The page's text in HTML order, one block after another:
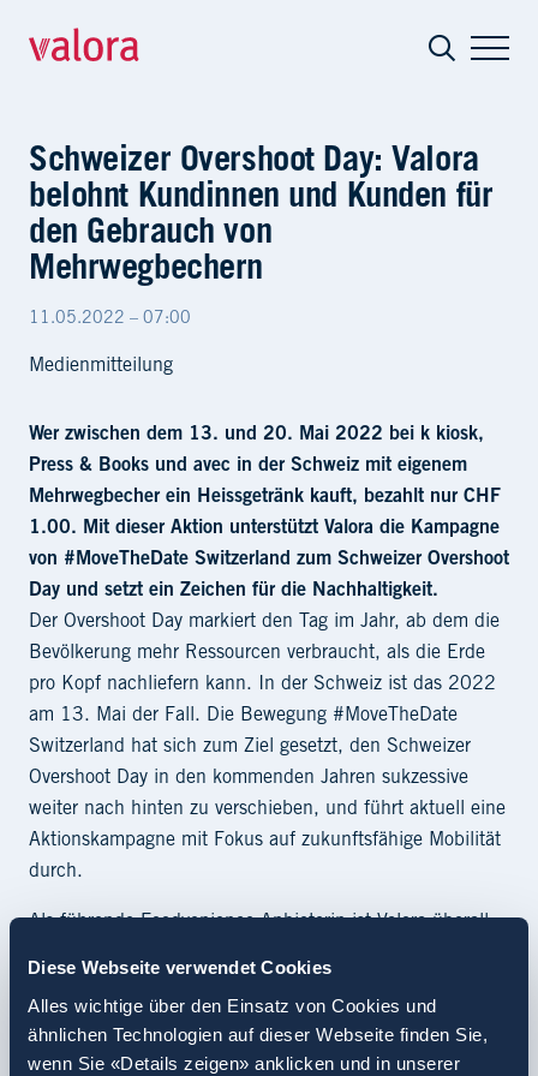
Diese Webseite verwendet Cookies
Alles wichtige über den Einsatz von Cookies und
ähnlichen Technologien auf dieser Webseite finden Sie,
wenn Sie «Details zeigen» anklicken und in unserer
Schweizer Overshoot Day: Valora
belohnt Kundinnen und Kunden für
den Gebrauch von
Mehrwegbechern
Medienmitteilung
11.05.2022 – 07:00
Wer zwischen dem 13. und 20. Mai 2022 bei k kiosk,
Press & Books und avec in der Schweiz mit eigenem
Mehrwegbecher ein Heissgetränk kauft, bezahlt nur CHF
1.00. Mit dieser Aktion unterstützt Valora die Kampagne
von #MoveTheDate Switzerland zum Schweizer Overshoot
Day und setzt ein Zeichen für die Nachhaltigkeit.
Der Overshoot Day markiert den Tag im Jahr, ab dem die
Bevölkerung mehr Ressourcen verbraucht, als die Erde
pro Kopf nachliefern kann. In der Schweiz ist das 2022
am 13. Mai der Fall. Die Bewegung #MoveTheDate
Switzerland hat sich zum Ziel gesetzt, den Schweizer
Overshoot Day in den kommenden Jahren sukzessive
weiter nach hinten zu verschieben, und führt aktuell eine
Aktionskampagne mit Fokus auf zukunftsfähige Mobilität
durch.
Als führende Foodvenience-Anbieterin ist Valora überall
Aktionen dazu, unterwegs ihren Beitrag gegen
Ressourcenverschwendung zu leisten. Vom 13. bis 20.